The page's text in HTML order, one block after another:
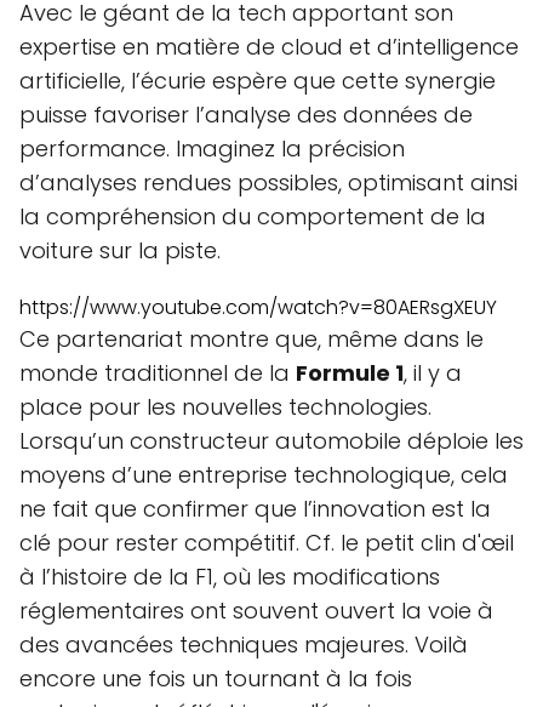
Avec le géant de la tech apportant son
expertise en matière de cloud et d’intelligence
artificielle, l’écurie espère que cette synergie
puisse favoriser l’analyse des données de
performance. Imaginez la précision
d’analyses rendues possibles, optimisant ainsi
la compréhension du comportement de la
voiture sur la piste.
https://www.youtube.com/watch?v=80AERsgXEUY
Ce partenariat montre que, même dans le
monde traditionnel de la Formule 1, il y a
place pour les nouvelles technologies.
Lorsqu’un constructeur automobile déploie les
moyens d’une entreprise technologique, cela
ne fait que confirmer que l’innovation est la
clé pour rester compétitif. Cf. le petit clin d'œil
à l’histoire de la F1, où les modifications
réglementaires ont souvent ouvert la voie à
des avancées techniques majeures. Voilà
encore une fois un tournant à la fois